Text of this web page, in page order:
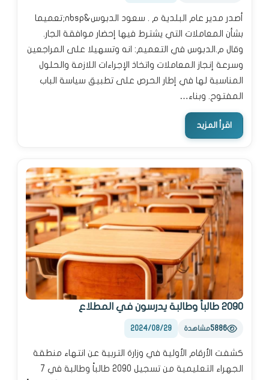
أصدر مدير عام البلدية م . سعود الدبوس&nbsp;تعميما
بشأن المعاملات التي يشترط فيها إحضار موافقة الجار.
وقال م.الدبوس في التعميم: انه وتسهيلا على المراجعين
وسرعة إنجاز المعاملات واتخاذ الإجراءات اللازمة والحلول
المناسبة لها في إطار الحرص على تطبيق سياسة الباب
المفتوح. وبناء…
اقرأ المزيد
2090 طالباً وطالبة يدرسون في المطلاع
5886مشاهدة 2024/08/29
كشفت الأرقام الأولية في وزارة التربية عن انتهاء منطقة
الجهراء التعليمية من تسجيل 2090 طالباً وطالبة في 7